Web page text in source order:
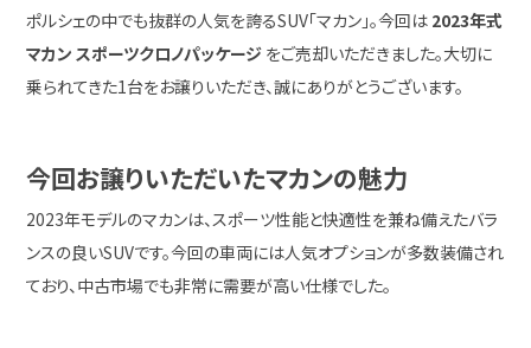
ポルシェの中でも抜群の人気を誇るSUV「マカン」。今回は 2023年式
マカン スポーツクロノパッケージ をご売却いただきました。大切に
乗られてきた1台をお譲りいただき、誠にありがとうございます。
今回お譲りいただいたマカンの魅力
2023年モデルのマカンは、スポーツ性能と快適性を兼ね備えたバラ
ンスの良いSUVです。今回の車両には人気オプションが多数装備され
ており、中古市場でも非常に需要が高い仕様でした。